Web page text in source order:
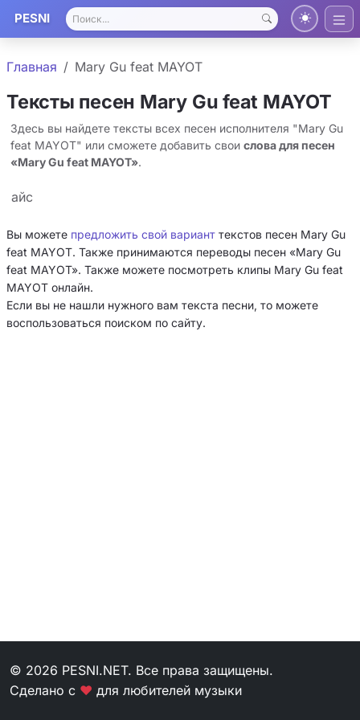
PESNI
Главная Mary Gu feat MAYOT
Тексты песен Mary Gu feat MAYOT
Здесь вы найдете тексты всех песен исполнителя "Mary Gu
feat MAYOT" или сможете добавить свои слова для песен
«Mary Gu feat MAYOT».
айс
Вы можете предложить свой вариант текстов песен Mary Gu
feat MAYOT. Также принимаются переводы песен «Mary Gu
feat MAYOT». Также можете посмотреть клипы Mary Gu feat
MAYOT онлайн.
Если вы не нашли нужного вам текста песни, то можете
воспользоваться поиском по сайту.
© 2026 PESNI.NET. Все права защищены.
Сделано с ❤ для любителей музыки